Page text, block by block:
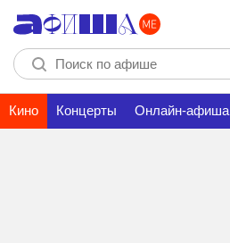
Кино Концерты Онлайн-афиша